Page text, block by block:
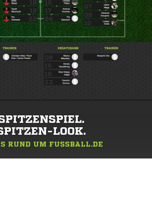
LOOK.
RUND UM FUSSBALL.DE